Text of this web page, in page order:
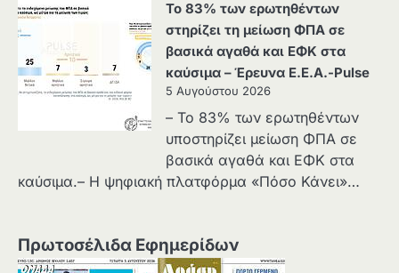
Το 83% των ερωτηθέντων
στηρίζει τη μείωση ΦΠΑ σε
βασικά αγαθά και ΕΦΚ στα
καύσιμα – Έρευνα Ε.Ε.Α.-Pulse
5 Αυγούστου 2026
– Το 83% των ερωτηθέντων
υποστηρίζει μείωση ΦΠΑ σε
βασικά αγαθά και ΕΦΚ στα
καύσιμα.– Η ψηφιακή πλατφόρμα «Πόσο Κάνει»…
Πρωτοσέλιδα Εφημερίδων